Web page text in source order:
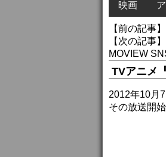
映画
【前の記事
【次の記事
MOVIEW
TVアニメ
2012年10月
その放送開